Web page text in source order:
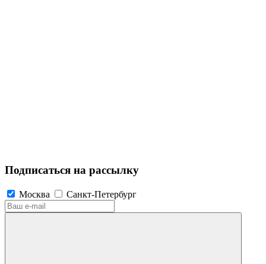
Подписаться на рассылку
Москва Санкт-Петербург